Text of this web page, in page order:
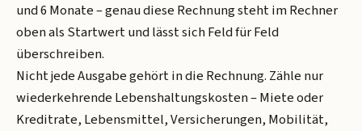
und 6 Monate – genau diese Rechnung steht im Rechner
oben als Startwert und lässt sich Feld für Feld
überschreiben.
Nicht jede Ausgabe gehört in die Rechnung. Zähle nur
wiederkehrende Lebenshaltungskosten – Miete oder
Kreditrate, Lebensmittel, Versicherungen, Mobilität,